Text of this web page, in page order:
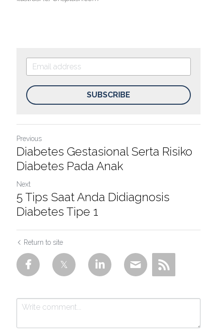
SUBSCRIBE
Previous
Diabetes Gestasional Serta Risiko
Diabetes Pada Anak
Next
5 Tips Saat Anda Didiagnosis
Diabetes Tipe 1
Return to site